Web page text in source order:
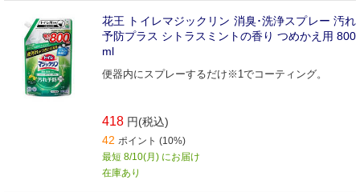
花王 トイレマジックリン 消臭･洗浄スプレー 汚れ
予防プラス シトラスミントの香り つめかえ用 800
ml
便器内にスプレーするだけ※1でコーティング。
418 円(税込)
42 ポイント (10%)
最短 8/10(月) にお届け
在庫あり